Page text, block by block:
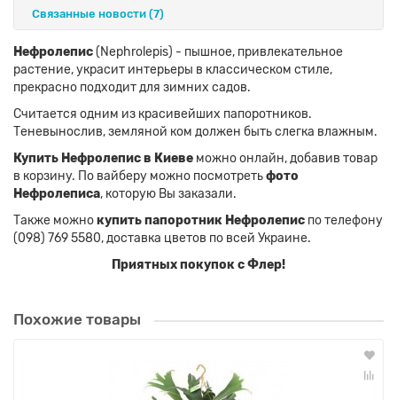
Связанные новости (7)
Нефролепис(Nephrolepis) - пышное, привлекательное
растение, украсит интерьеры в классическом стиле,
прекрасно подходит для зимних садов.
Считается одним из красивейших папоротников.
Теневынослив, земляной ком должен быть слегка влажным.
Купить Нефролепис в Киеве можно онлайн, добавив товар
в корзину. По вайберу можно посмотретьфото
Нефролеписа, которую Вы заказали.
Также можнокупить папоротник Нефролепис по телефону
(098) 769 5580, доставка цветов по всей Украине.
Приятных покупок с Флер!
Похожие товары